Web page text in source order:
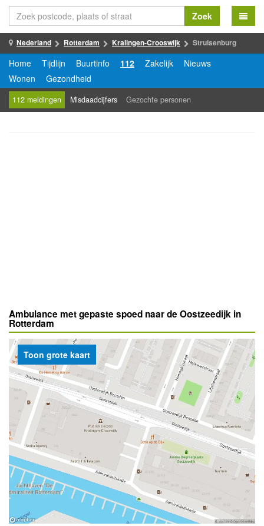
Zoek
Nederland Rotterdam Kralingen-Crooswijk Struisenburg
Home Tijdlijn Buurtinfo 112 Zakelijk
Nieuws
Wonen
Gezondheid
112 meldingen Misdaadcijfers Gezochte personen
Ambulance met gepaste spoed naar de Oostzeedijk in
Rotterdam
Toon grote kaart